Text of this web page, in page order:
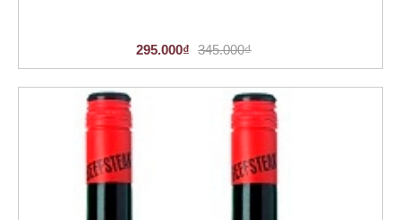
295.000₫ 345.000₫